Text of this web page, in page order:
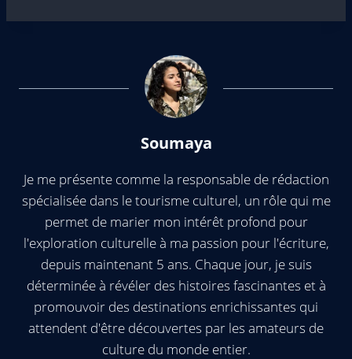
Soumaya
Je me présente comme la responsable de rédaction
spécialisée dans le tourisme culturel, un rôle qui me
permet de marier mon intérêt profond pour
l'exploration culturelle à ma passion pour l'écriture,
depuis maintenant 5 ans. Chaque jour, je suis
déterminée à révéler des histoires fascinantes et à
promouvoir des destinations enrichissantes qui
attendent d'être découvertes par les amateurs de
culture du monde entier.